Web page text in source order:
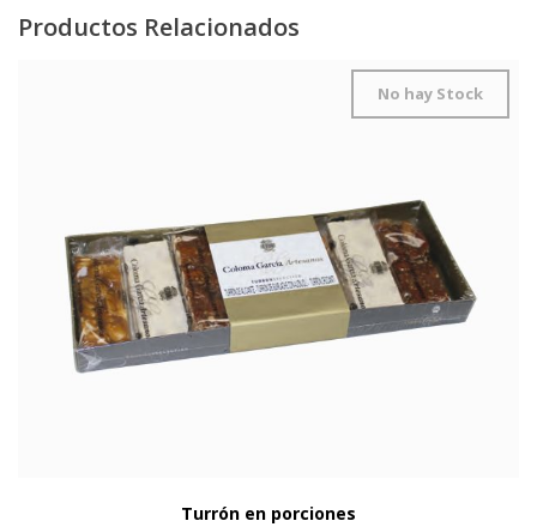
Productos Relacionados
Turrón en porciones
No hay Stock